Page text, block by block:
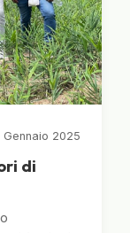
Gennaio 2025
di